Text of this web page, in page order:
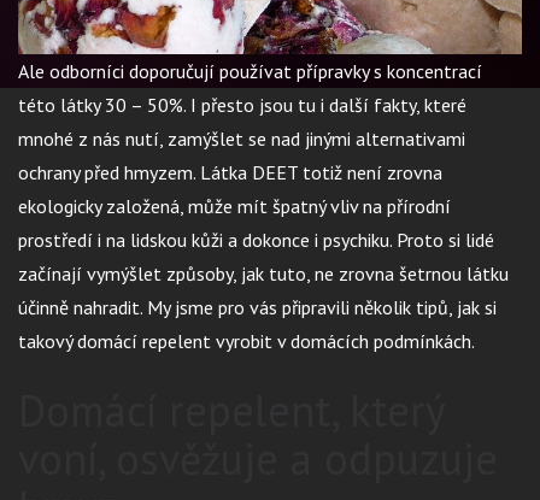
Ale odborníci doporučují používat přípravky s koncentrací
této látky 30 – 50%. I přesto jsou tu i další fakty, které
mnohé z nás nutí, zamýšlet se nad jinými alternativami
ochrany před hmyzem. Látka DEET totiž není zrovna
ekologicky založená, může mít špatný vliv na přírodní
prostředí i na lidskou kůži a dokonce i psychiku. Proto si lidé
začínají vymýšlet způsoby, jak tuto, ne zrovna šetrnou látku
účinně nahradit. My jsme pro vás připravili několik tipů, jak si
takový domácí repelent vyrobit v domácích podmínkách.